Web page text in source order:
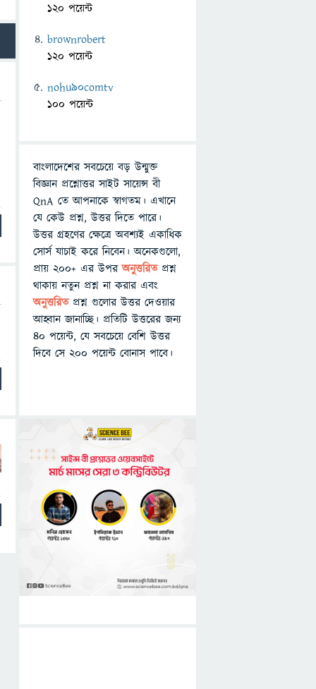
120 পয়েন্ট
brownrobert
120 পয়েন্ট
nohu90comtv
100 পয়েন্ট
বাংলাদেশের সবচেয়ে বড় উন্মুক্ত
বিজ্ঞান প্রশ্নোত্তর সাইট সায়েন্স বী
QnA তে আপনাকে স্বাগতম। এখানে
যে কেউ প্রশ্ন, উত্তর দিতে পারে।
উত্তর গ্রহণের ক্ষেত্রে অবশ্যই একাধিক
সোর্স যাচাই করে নিবেন। অনেকগুলো,
প্রায় ২০০+ এর উপরঅনুত্তরিতপ্রশ্ন
থাকায় নতুন প্রশ্ন না করার এবং
অনুত্তরিত প্রশ্ন গুলোর উত্তর দেওয়ার
আহ্বান জানাচ্ছি। প্রতিটি উত্তরের জন্য
৪০ পয়েন্ট, যে সবচেয়ে বেশি উত্তর
দিবে সে ২০০ পয়েন্ট বোনাস পাবে।